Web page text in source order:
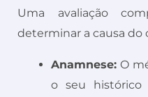
Uma avaliação
determinar a causa do
Anamnese: O
o seu histórico